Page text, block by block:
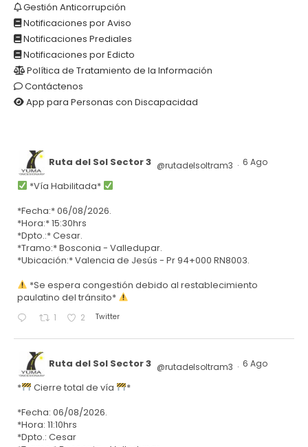
Gestión Anticorrupción
Notificaciones por Aviso
Notificaciones Prediales
Notificaciones por Edicto
Política de Tratamiento de la Información
Contáctenos
App para Personas con Discapacidad
Ruta del Sol Sector 3 @rutadelsoltram3 · 6 Ago
*Vía Habilitada*
*Fecha:* 06/08/2026.
*Hora:* 15:30hrs
*Dpto.:* Cesar.
*Tramo:* Bosconia - Valledupar.
*Ubicación:* Valencia de Jesús - Pr 94+000 RN8003.
*Se espera congestión debido al restablecimiento
paulatino del tránsito*
1 2 Twitter
Ruta del Sol Sector 3 @rutadelsoltram3 · 6 Ago
* Cierre total de vía
*
*Fecha: 06/08/2026.
*Hora: 11:10hrs
*Dpto.: Cesar